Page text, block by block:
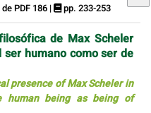
PDF 186 | pp. 233-253
de Max Scheler
humano como ser de
presence of Max Scheler in
human being as being of